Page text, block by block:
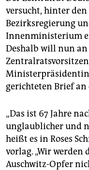
versucht, hinter
Bezirksregierung
Innenministerium
Deshalb will nun
Ministerpräsidentin
gerichteten Brief
„Das ist 67 Jahre
unglaublicher und
heißt es in Roses
vorlag. „Wir werden
Auschwitz-Opfer